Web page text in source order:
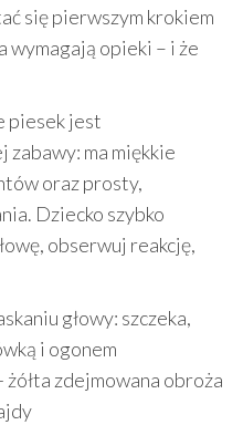
się pierwszym krokiem
wymagają opieki – i że
piesek jest
ma miękkie
oraz prosty,
Dziecko szybko
obserwuj reakcję,
głowy: szczeka,
i ogonem
zdejmowana obroża